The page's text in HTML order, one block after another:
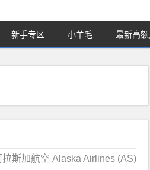
新手专区 小羊毛 最新高
拉斯加航空 Alaska Airlines (AS)